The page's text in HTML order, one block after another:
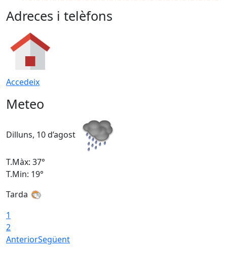
Adreces i telèfons
Accedeix
Meteo
Dilluns, 10 d’agost
T.Màx: 37°
T.Min: 19°
Tarda
1
2
AnteriorSegüent